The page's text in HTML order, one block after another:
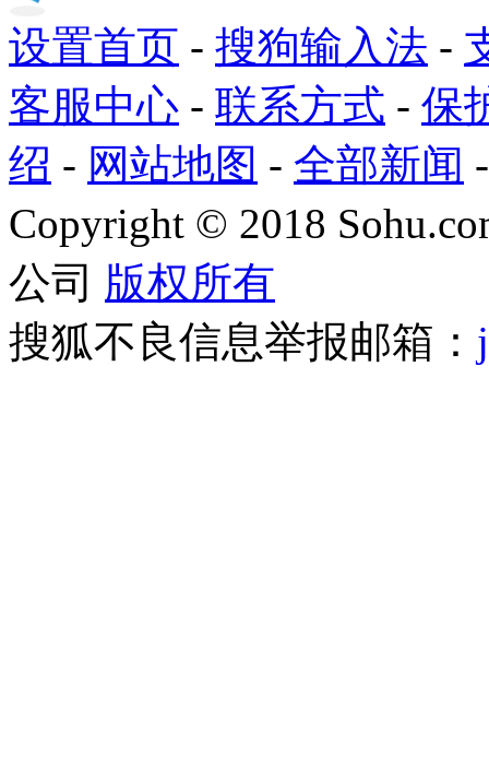
设置首页 - 搜狗输入法 -
客服中心 - 联系方式 - 保
绍 - 网站地图 - 全部新闻
Copyright © 2018
公司 版权所有
搜狐不良信息举报邮箱：